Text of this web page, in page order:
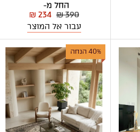
החל מ-
₪ 390
₪ 234
עבור אל המוצר
40% הנחה